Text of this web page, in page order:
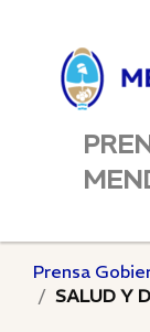
Prensa
SALUD Y